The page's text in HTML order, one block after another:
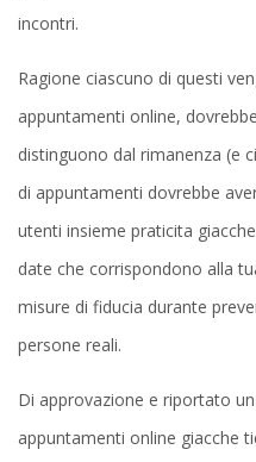
incontri.
Ragione ciascuno di questi
appuntamenti online,
distinguono dal rimanenza (e
di appuntamenti dovrebbe
utenti insieme praticita
date che corrispondono alla
misure di fiducia durante
persone reali.
Di approvazione e riportato
appuntamenti online giacche